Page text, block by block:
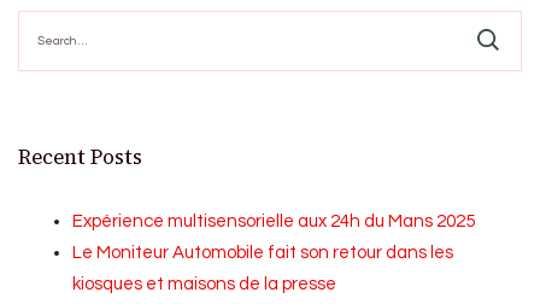
for:
Recent Posts
Expérience multisensorielle aux 24h du Mans 2025
Le Moniteur Automobile fait son retour dans les
kiosques et maisons de la presse